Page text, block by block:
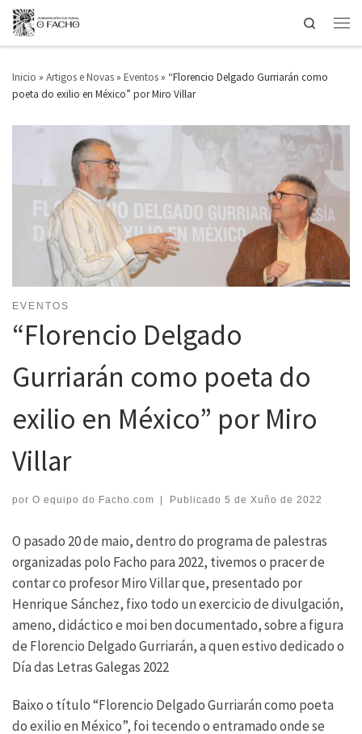
Saltar ao contido
Search
Inicio » Artigos e Novas » Eventos » “Florencio Delgado Gurriarán como
poeta do exilio en México” por Miro Villar
EVENTOS
“Florencio Delgado
Gurriarán como poeta do
exilio en México” por Miro
Villar
por O equipo do Facho.com Publicado 5 de Xuño de 2022
O pasado 20 de maio, dentro do programa de palestras
organizadas polo Facho para 2022, tivemos o pracer de
contar co profesor Miro Villar que, presentado por
Henrique Sánchez, fixo todo un exercicio de divulgación,
ameno, didáctico e moi ben documentado, sobre a figura
de Florencio Delgado Gurriarán, a quen estivo dedicado o
Día das Letras Galegas 2022
Baixo o título “Florencio Delgado Gurriarán como poeta
do exilio en México”, foi tecendo o entramado onde se